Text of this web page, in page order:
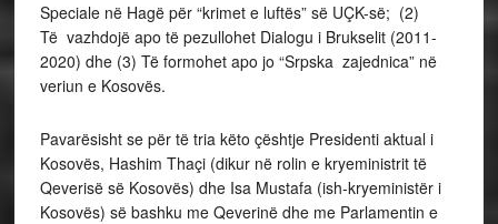
Speciale në Hagë për “krimet e luftës” së UÇK-së; (2)
Të vazhdojë apo të pezullohet Dialogu i Brukselit (2011-
2020) dhe (3) Të formohet apo jo “Srpska zajednica” në
veriun e Kosovës.
Pavarësisht se për të tria këto çështje Presidenti aktual i
Kosovës, Hashim Thaçi (dikur në rolin e kryeministrit të
Qeverisë së Kosovës) dhe Isa Mustafa (ish-kryeministër i
Kosovës) së bashku me Qeverinë dhe me Parlamentin e